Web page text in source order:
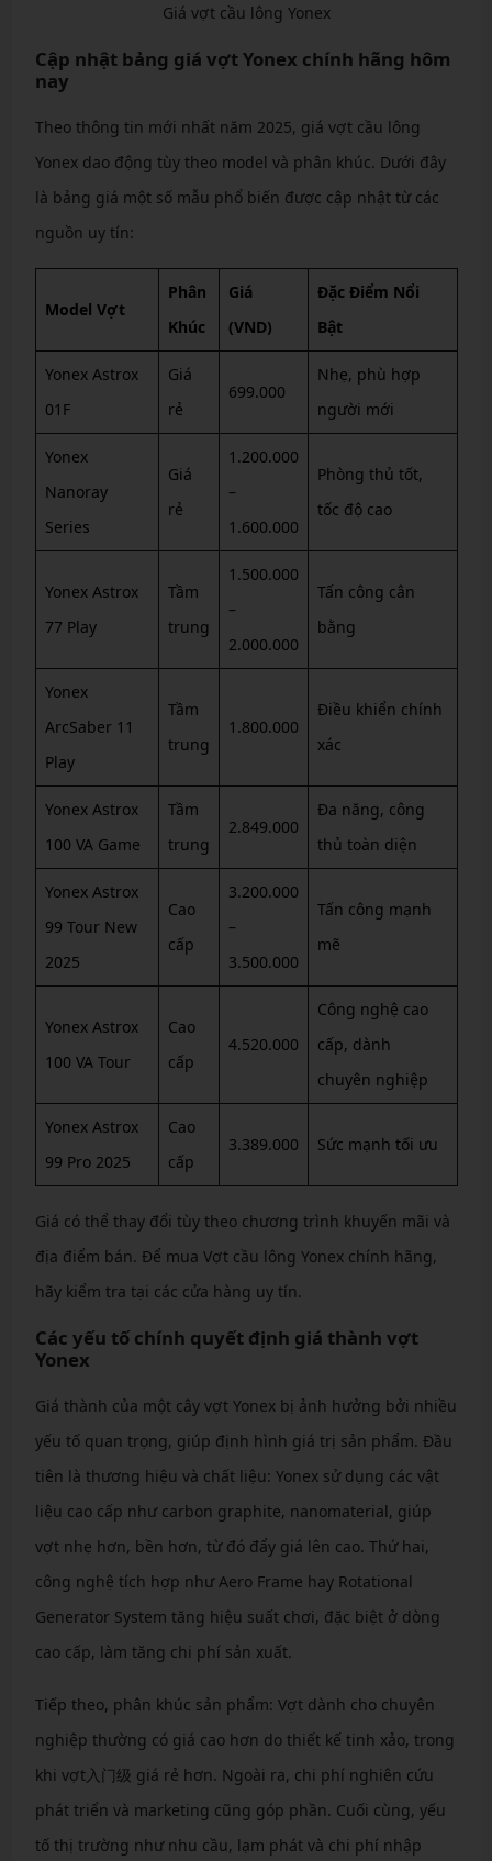
Giá vợt cầu lông Yonex
Cập nhật bảng giá vợt Yonex chính hãng hôm
nay
Theo thông tin mới nhất năm 2025, giá vợt cầu lông
Yonex dao động tùy theo model và phân khúc. Dưới đây
là bảng giá một số mẫu phổ biến được cập nhật từ các
nguồn uy tín:
Model Vợt
Phân
Khúc
Giá
(VND)
Đặc Điểm Nổi
Bật
Yonex Astrox
01F
Giá
rẻ
699.000
Nhẹ, phù hợp
người mới
Yonex
Nanoray
Series
Giá
rẻ
1.200.000
–
1.600.000
Phòng thủ tốt,
tốc độ cao
Yonex Astrox
77 Play
Tầm
trung
1.500.000
–
2.000.000
Tấn công cân
bằng
Yonex
ArcSaber 11
Play
Tầm
trung
1.800.000
Điều khiển chính
xác
Yonex Astrox
100 VA Game
Tầm
trung
2.849.000
Đa năng, công
thủ toàn diện
Yonex Astrox
99 Tour New
2025
Cao
cấp
3.200.000
–
3.500.000
Tấn công mạnh
mẽ
Yonex Astrox
100 VA Tour
Cao
cấp
4.520.000
Công nghệ cao
cấp, dành
chuyên nghiệp
Yonex Astrox
99 Pro 2025
Cao
cấp
3.389.000 Sức mạnh tối ưu
Giá có thể thay đổi tùy theo chương trình khuyến mãi và
địa điểm bán. Để mua Vợt cầu lông Yonex chính hãng,
hãy kiểm tra tại các cửa hàng uy tín.
Các yếu tố chính quyết định giá thành vợt
Yonex
Giá thành của một cây vợt Yonex bị ảnh hưởng bởi nhiều
yếu tố quan trọng, giúp định hình giá trị sản phẩm. Đầu
tiên là thương hiệu và chất liệu: Yonex sử dụng các vật
liệu cao cấp như carbon graphite, nanomaterial, giúp
vợt nhẹ hơn, bền hơn, từ đó đẩy giá lên cao. Thứ hai,
công nghệ tích hợp như Aero Frame hay Rotational
Generator System tăng hiệu suất chơi, đặc biệt ở dòng
cao cấp, làm tăng chi phí sản xuất.
Tiếp theo, phân khúc sản phẩm: Vợt dành cho chuyên
nghiệp thường có giá cao hơn do thiết kế tinh xảo, trong
khi vợt入门级 giá rẻ hơn. Ngoài ra, chi phí nghiên cứu
phát triển và marketing cũng góp phần. Cuối cùng, yếu
tố thị trường như nhu cầu, lạm phát và chi phí nhập